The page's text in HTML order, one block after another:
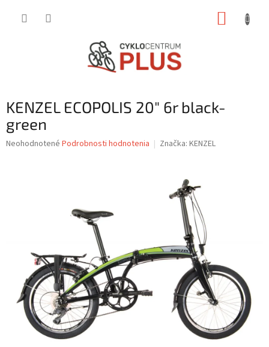
KENZEL ECOPOLIS 20" 6r black-
green
Priemerné
Neohodnotené Podrobnosti hodnotenia Značka: KENZEL